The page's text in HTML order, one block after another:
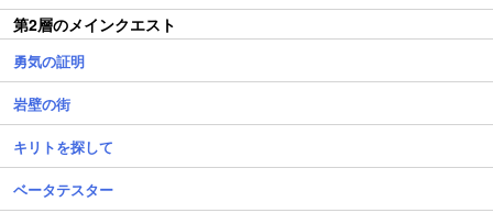
第2層のメインクエスト
勇気の証明
岩壁の街
キリトを探して
ベータテスター